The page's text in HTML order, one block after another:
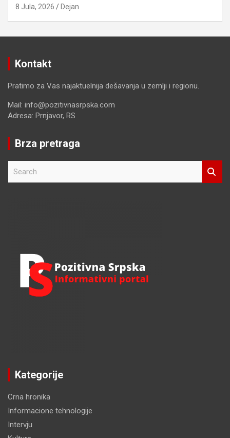
8 Jula, 2026 Dejan
Kontakt
Pratimo za Vas najaktuelnija dešavanja u zemlji i regionu.
Mail: info@pozitivnasrpska.com
Adresa: Prnjavor, RS
Brza pretraga
Kategorije
Crna hronika
Informacione tehnologije
Intervju